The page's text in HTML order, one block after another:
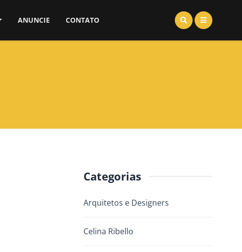
ANUNCIE CONTATO
Categorias
Arquitetos e Designers
Celina Ribello